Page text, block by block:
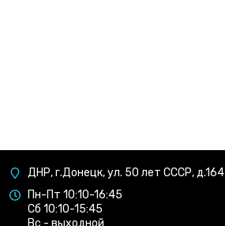
ДНР, г.Донецк, ул. 50 лет СССР, д.164
Пн-Пт 10:10-16:45
Сб 10:10-15:45